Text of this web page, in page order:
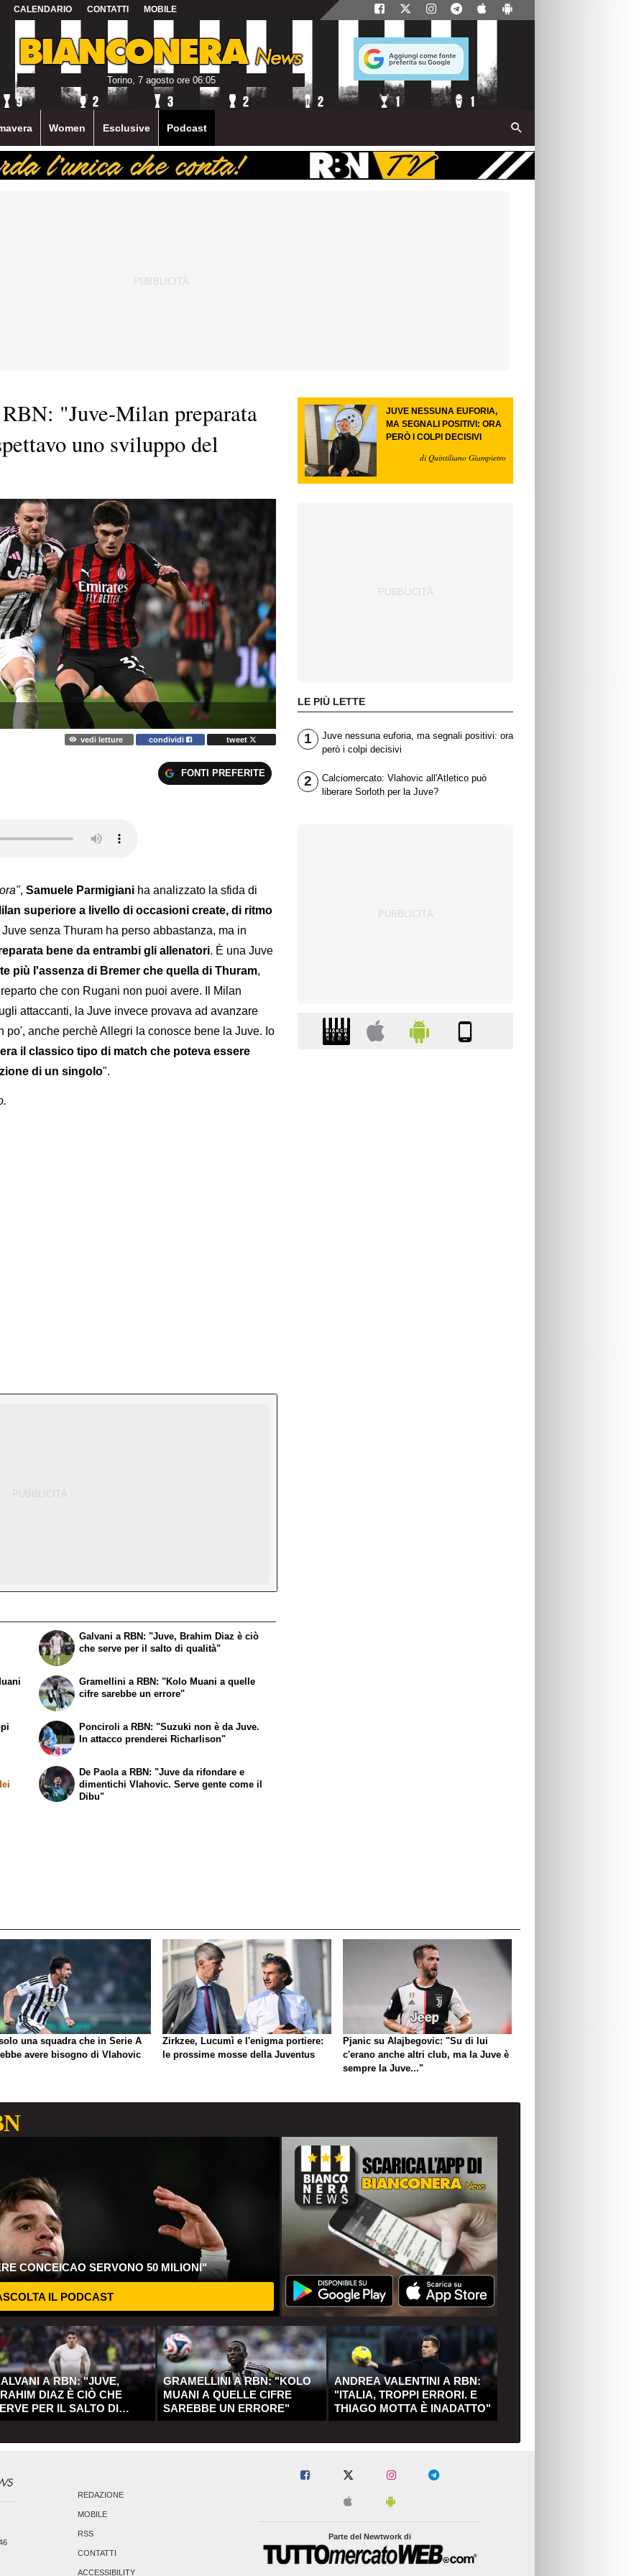
CALENDARIO CONTATTI MOBILE
Torino, 7 agosto ore 06:05
Women Esclusive Podcast
"Juve-Milan preparata
uno sviluppo del
vedi letture condividi tweet
FONTI PREFERITE
, Samuele Parmigiani ha analizzato la sfida di
superiore a livello di occasioni create, di ritmo
senza Thuram ha perso abbastanza, ma in
bene da entrambi gli allenatori. È una Juve
più l'assenza di Bremer che quella di Thuram,
che con Rugani non puoi avere. Il Milan
attaccanti, la Juve invece provava ad avanzare
anche perchè Allegri la conosce bene la Juve. Io
era il classico tipo di match che poteva essere
di un singolo".
Galvani a RBN: "Juve, Brahim Diaz è ciò
che serve per il salto di qualità"
Gramellini a RBN: "Kolo Muani a quelle
cifre sarebbe un errore"
Ponciroli a RBN: "Suzuki non è da Juve.
In attacco prenderei Richarlison"
De Paola a RBN: "Juve da rifondare e
dimentichi Vlahovic. Serve gente come il
Dibu"
JUVE NESSUNA EUFORIA,
MA SEGNALI POSITIVI: ORA
PERÒ I COLPI DECISIVI
di Quintiliano Giampietro
LE PIÙ LETTE
1
Juve nessuna euforia, ma segnali positivi: ora
però i colpi decisivi
2
Calciomercato: Vlahovic all'Atletico può
liberare Sorloth per la Juve?
una squadra che in Serie A
avere bisogno di Vlahovic
Zirkzee, Lucumì e l'enigma portiere:
le prossime mosse della Juventus
Pjanic su Alajbegovic: "Su di lui
c'erano anche altri club, ma la Juve è
sempre la Juve..."
CONCEICAO SERVONO 50 MILIONI"
IL PODCAST
A RBN: "JUVE,
DIAZ È CIÒ CHE
PER IL SALTO DI
GRAMELLINI A RBN: "KOLO
MUANI A QUELLE CIFRE
SAREBBE UN ERRORE"
ANDREA VALENTINI A RBN:
"ITALIA, TROPPI ERRORI. E
THIAGO MOTTA È INADATTO"
REDAZIONE
MOBILE
RSS
CONTATTI
ACCESSIBILITY
Parte del Newtwork di